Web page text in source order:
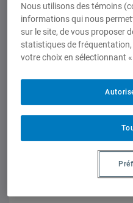
1 mai 2003,Patrick
Études, mémoires et thèses
La route
congolais : une
Patrick
Nous utilisons des témoins
informations qui nous
sur le site, de vous proposer
statistiques de
votre choix en sélectionnant «